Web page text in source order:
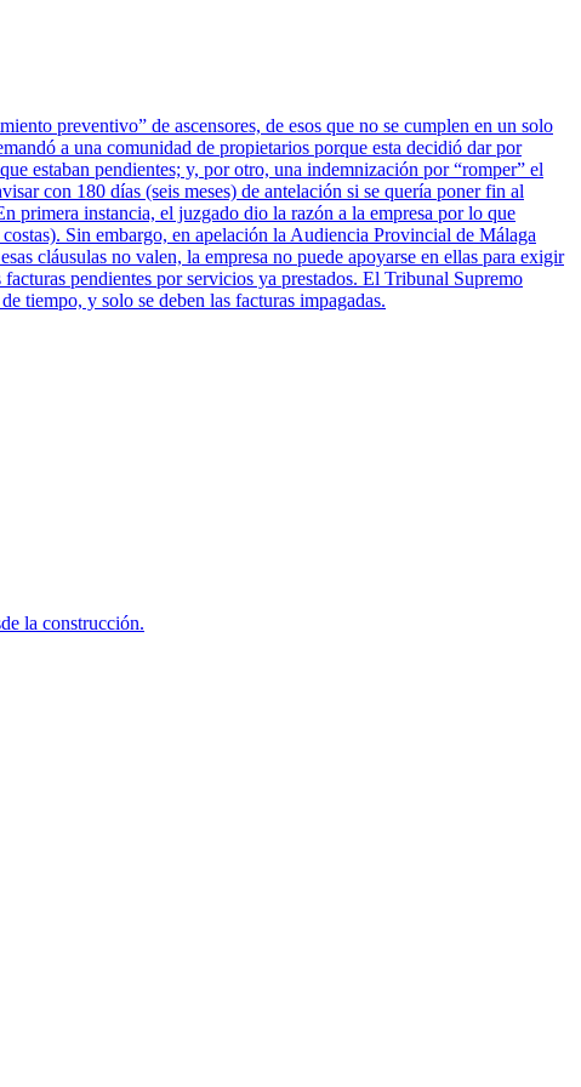
preventivo” de ascensores, de esos que no se cumplen en un solo
a una comunidad de propietarios porque esta decidió dar por
estaban pendientes; y, por otro, una indemnización por “romper” el
con 180 días (seis meses) de antelación si se quería poner fin al
primera instancia, el juzgado dio la razón a la empresa por lo que
Sin embargo, en apelación la Audiencia Provincial de Málaga
cláusulas no valen, la empresa no puede apoyarse en ellas para exigir
pendientes por servicios ya prestados. El Tribunal Supremo
tiempo, y solo se deben las facturas impagadas.
la construcción.